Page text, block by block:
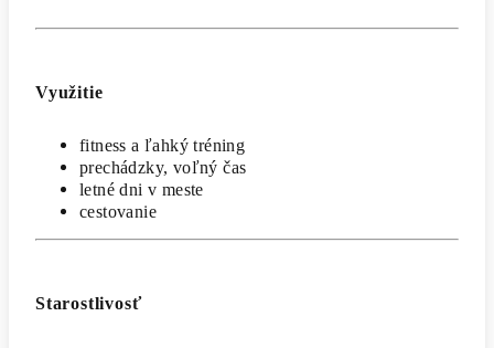
Využitie
fitness a ľahký tréning
prechádzky, voľný čas
letné dni v meste
cestovanie
Starostlivosť